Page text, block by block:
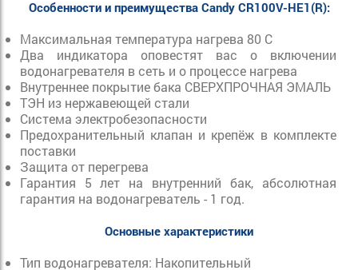
Особенности и преимущества Candy CR100V-HE1(R):
Максимальная температура нагрева 80 С
Два индикатора оповестят вас о включении
водонагревателя в сеть и о процессе нагрева
Внутреннее покрытие бака СВЕРХПРОЧНАЯ ЭМАЛЬ
ТЭН из нержавеющей стали
Система электробезопасности
Предохранительный клапан и крепёж в комплекте
поставки
Защита от перегрева
Гарантия 5 лет на внутренний бак, абсолютная
гарантия на водонагреватель - 1 год.
Основные характеристики
Тип водонагревателя: Накопительный